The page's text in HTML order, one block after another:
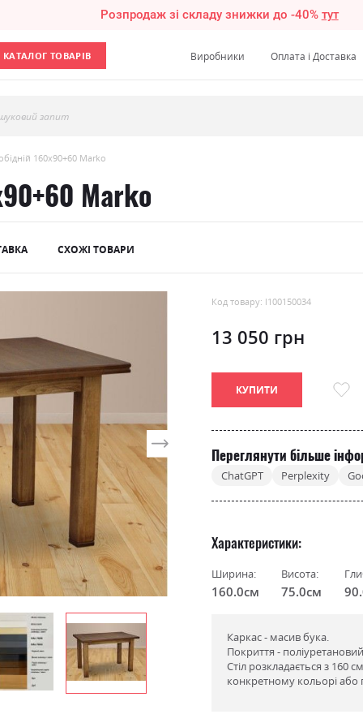
Розпродаж зі складу знижки до -40% тут
КАТАЛОГ ТОВАРІВ Виробники Оплата і Доставка
запит
160х90+60 Marko
Marko
СХОЖІ ТОВАРИ
Код товару: l100150034
13 050 грн
КУПИТИ
Переглянути більше
ChatGPT Perplexity
Характеристики
Ширина:
160.0см
Висота:
75.0см
Каркас - масив бука.
Покриття -
Стіл розкладається з 160
конкретному кольорі або